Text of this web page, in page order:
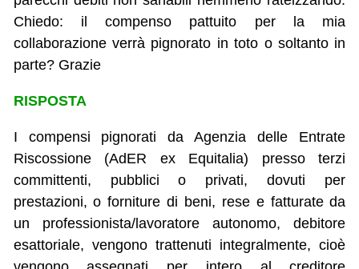
Chiedo: il compenso pattuito per la mia
collaborazione verrà pignorato in toto o soltanto in
parte? Grazie
RISPOSTA
I compensi pignorati da Agenzia delle Entrate
Riscossione (AdER ex Equitalia) presso terzi
committenti, pubblici o privati, dovuti per
prestazioni, o forniture di beni, rese e fatturate da
un professionista/lavoratore autonomo, debitore
esattoriale, vengono trattenuti integralmente, cioè